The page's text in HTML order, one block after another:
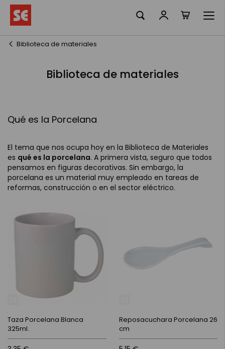
Content
Biblioteca de materiales
Biblioteca de materiales
Qué es la Porcelana
El tema que nos ocupa hoy en la Biblioteca de Materiales
es qué es la porcelana. A primera vista, seguro que todos
pensamos en figuras decorativas. Sin embargo, la
porcelana es un material muy empleado en tareas de
reformas, construcción o en el sector eléctrico.
Taza Porcelana Blanca
325ml.
Reposacuchara Porcelana 26
cm